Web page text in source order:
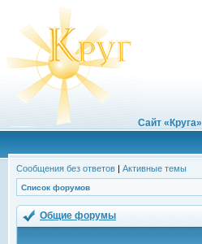
Сайт «Круга»
Сообщения без ответов | Активные темы
Список форумов
Общие форумы